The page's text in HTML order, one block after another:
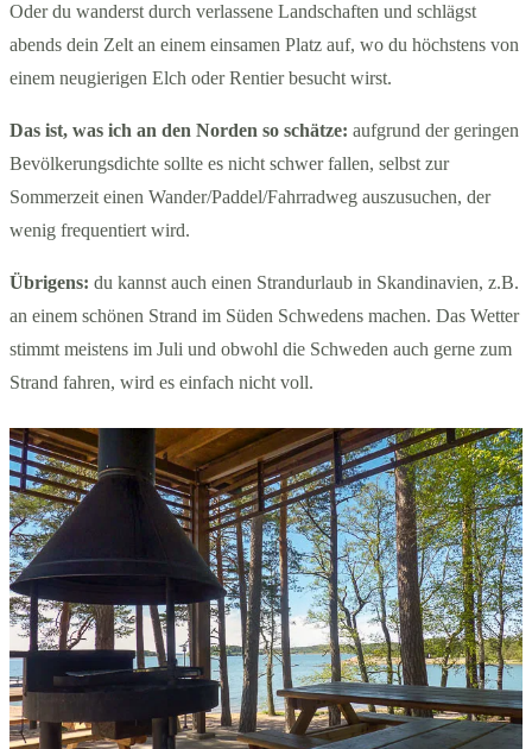
Oder du wanderst durch verlassene Landschaften und schlägst
abends dein Zelt an einem einsamen Platz auf, wo du höchstens von
einem neugierigen Elch oder Rentier besucht wirst.
Das ist, was ich an den Norden so schätze: aufgrund der geringen
Bevölkerungsdichte sollte es nicht schwer fallen, selbst zur
Sommerzeit einen Wander/Paddel/Fahrradweg auszusuchen, der
wenig frequentiert wird.
Übrigens: du kannst auch einen Strandurlaub in Skandinavien, z.B.
an einem schönen Strand im Süden Schwedens machen. Das Wetter
stimmt meistens im Juli und obwohl die Schweden auch gerne zum
Strand fahren, wird es einfach nicht voll.